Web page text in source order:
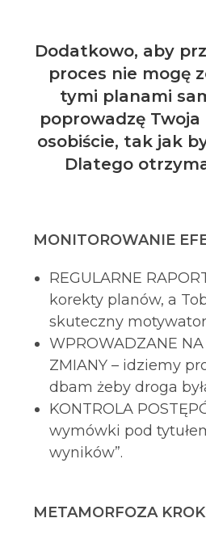
Dodatkowo, aby
proces nie mogę
tymi planami
poprowadzę
osobiście, tak jak
Dlatego
MONITOROWANIE
REGULARNE
korekty planów, a
skuteczny
WPROWADZANE NA
ZMIANY – idziemy
dbam żeby droga
KONTROLA
wymówki pod
wyników”.
METAMORFOZA